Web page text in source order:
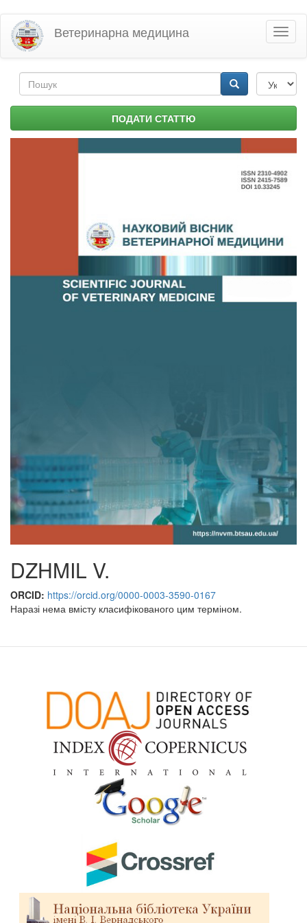
Перейти
основного
матеріалу
Ветеринарна медицина
Пошукова
форма ПОДАТИ СТАТТЮ
DZHMIL V.
ORCID: https://orcid.org/0000-0003-3590-0167
Наразі нема вмісту класифікованого цим терміном.